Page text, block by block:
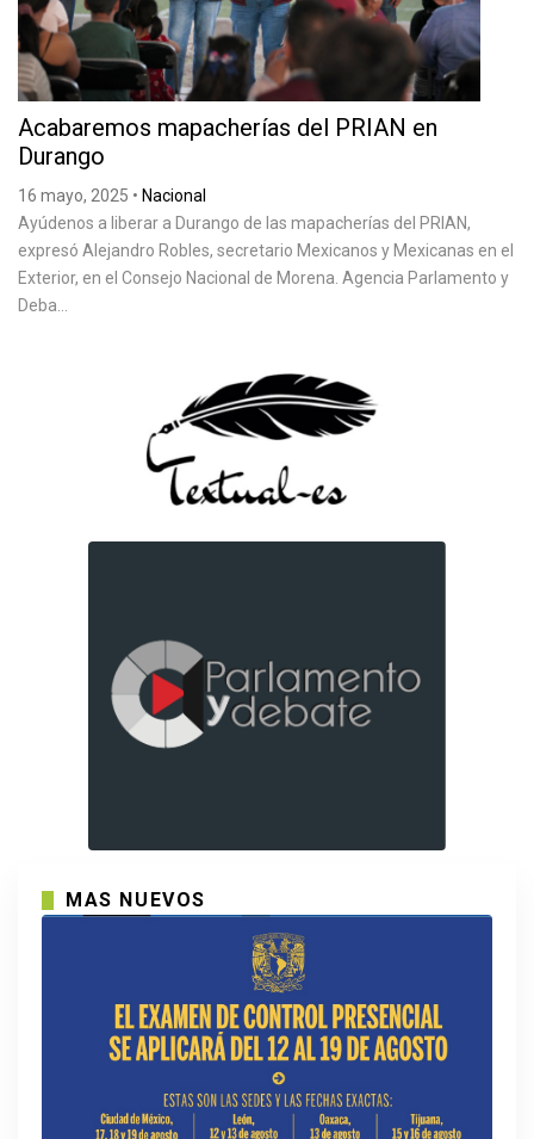
Acabaremos mapacherías del PRIAN en
Durango
16 mayo, 2025 • Nacional
Ayúdenos a liberar a Durango de las mapacherías del PRIAN,
expresó Alejandro Robles, secretario Mexicanos y Mexicanas en el
Exterior, en el Consejo Nacional de Morena. Agencia Parlamento y
Deba...
MAS NUEVOS